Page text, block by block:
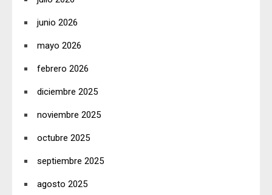
junio 2026
mayo 2026
febrero 2026
diciembre 2025
noviembre 2025
octubre 2025
septiembre 2025
agosto 2025